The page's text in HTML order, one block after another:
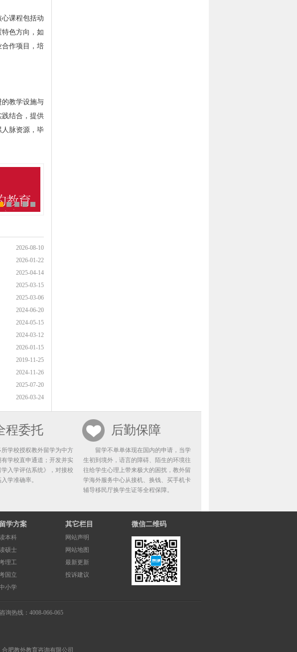
课程包括动
色方向，如
作项目，培
的教学设施与
结合，提供
人脉资源，毕
2026-08-10
2026-01-22
2025-04-14
2025-03-15
2025-03-06
2024-06-20
2024-05-15
2024-03-12
2026-01-15
2019-11-25
2024-11-26
2025-07-20
2026-03-24
程委托
校授权教外留学为中方
学校直申通道；开发并实
入学评估系统》，对接校
学准确率。
后勤保障
留学不单单体现在国内的申请，当学
生初到境外，语言的障碍、陌生的环境往
往给学生心理上带来极大的困扰，教外留
学海外服务中心从接机、换钱、买手机卡
辅导移民厅换学生证等全程保障。
留学方案
本科
硕士
理工
国立
小学
其它栏目
网站声明
网站地图
最新更新
投诉建议
微信二维码
咨询热线：4008-066-065
肥教外教育咨询有限公司